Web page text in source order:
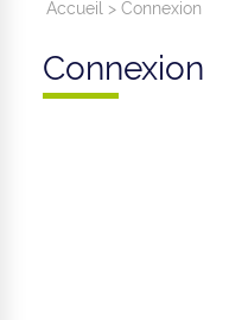
Accueil >Connexion
Connexion